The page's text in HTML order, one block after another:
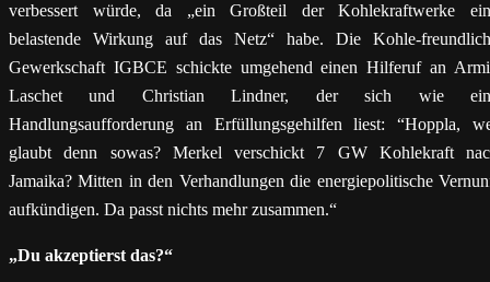
verbessert würde, da „ein Großteil der Kohlekraftwerke
belastende Wirkung auf das Netz“ habe. Die Kohle-
Gewerkschaft IGBCE schickte umgehend einen Hilferuf an
Laschet und Christian Lindner, der sich wie
Handlungsaufforderung an Erfüllungsgehilfen liest: “Hoppla,
glaubt denn sowas? Merkel verschickt 7 GW Kohlekraft
Jamaika? Mitten in den Verhandlungen die energiepolitische
aufkündigen. Da passt nichts mehr zusammen.“
„Du akzeptierst das?“